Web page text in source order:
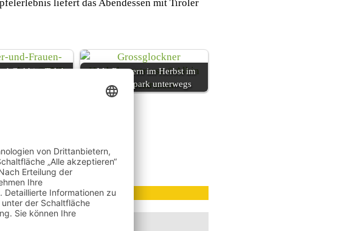
liefert das Abendessen mit Tiroler
Gold im Tal der
Mit Rangern im Herbst im
Nationalpark unterwegs